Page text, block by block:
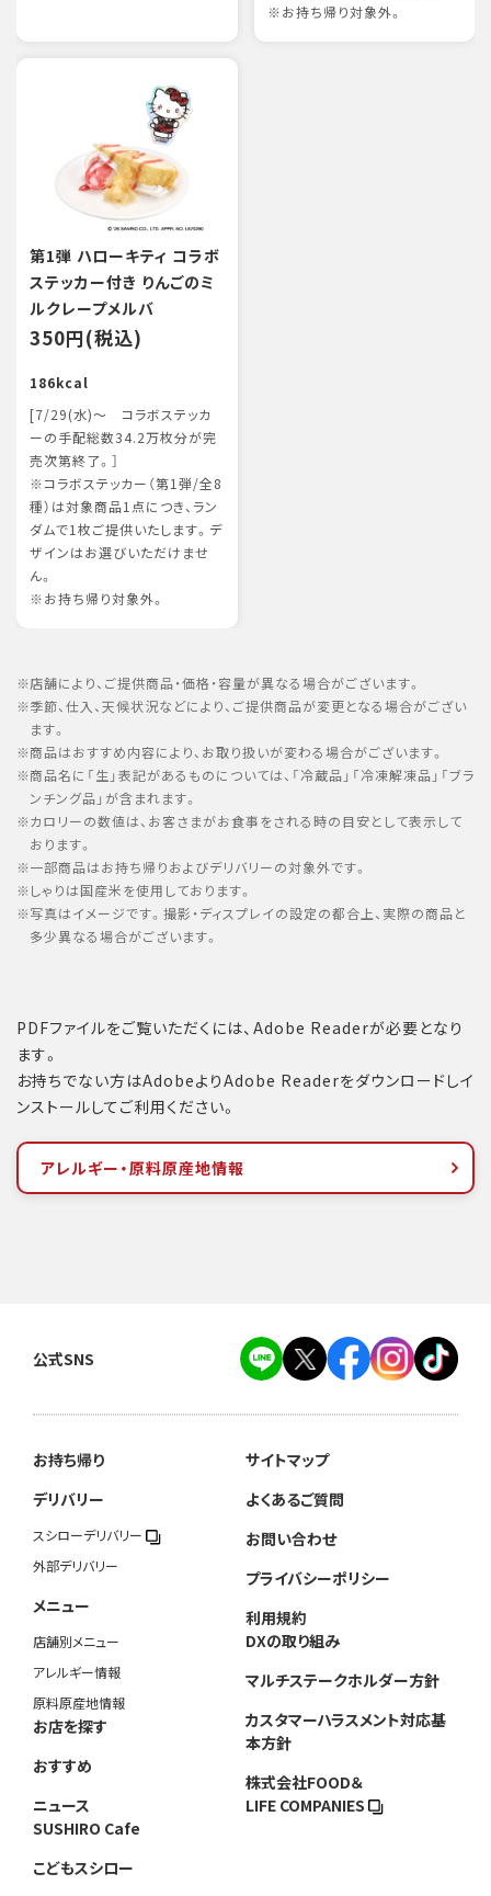
※お持ち帰り対象外。
第1弾 ハローキティ コラボ
ステッカー付き りんごのミ
ルクレープメルバ
350円(税込)
186kcal
[7/29(水)～ コラボステッカ
ーの手配総数34.2万枚分が完
売次第終了。］
※コラボステッカー（第1弾/全8
種）は対象商品1点につき、ラン
ダムで1枚ご提供いたします。デ
ザインはお選びいただけませ
ん。
※お持ち帰り対象外。
店舗により、ご提供商品・価格・容量が異なる場合がございます。
季節、仕入、天候状況などにより、ご提供商品が変更となる場合がござい
ます。
商品はおすすめ内容により、お取り扱いが変わる場合がございます。
商品名に「生」表記があるものについては、「冷蔵品」「冷凍解凍品」「ブラ
ンチング品」が含まれます。
カロリーの数値は、お客さまがお食事をされる時の目安として表示して
おります。
一部商品はお持ち帰りおよびデリバリーの対象外です。
しゃりは国産米を使用しております。
写真はイメージです。撮影・ディスプレイの設定の都合上、実際の商品と
多少異なる場合がございます。
PDFファイルをご覧いただくには、Adobe Readerが必要となり
ます。
お持ちでない方はAdobeよりAdobe Readerをダウンロードしイ
ンストールしてご利用ください。
アレルギー・原料原産地情報
公式SNS
お持ち帰り
デリバリー
スシローデリバリー
外部デリバリー
メニュー
店舗別メニュー
アレルギー情報
原料原産地情報
お店を探す
おすすめ
ニュース
SUSHIRO Cafe
こどもスシロー
サイトマップ
よくあるご質問
お問い合わせ
プライバシーポリシー
利用規約
DXの取り組み
マルチステークホルダー方針
カスタマーハラスメント対応基
本方針
株式会社FOOD＆
LIFE COMPANIES